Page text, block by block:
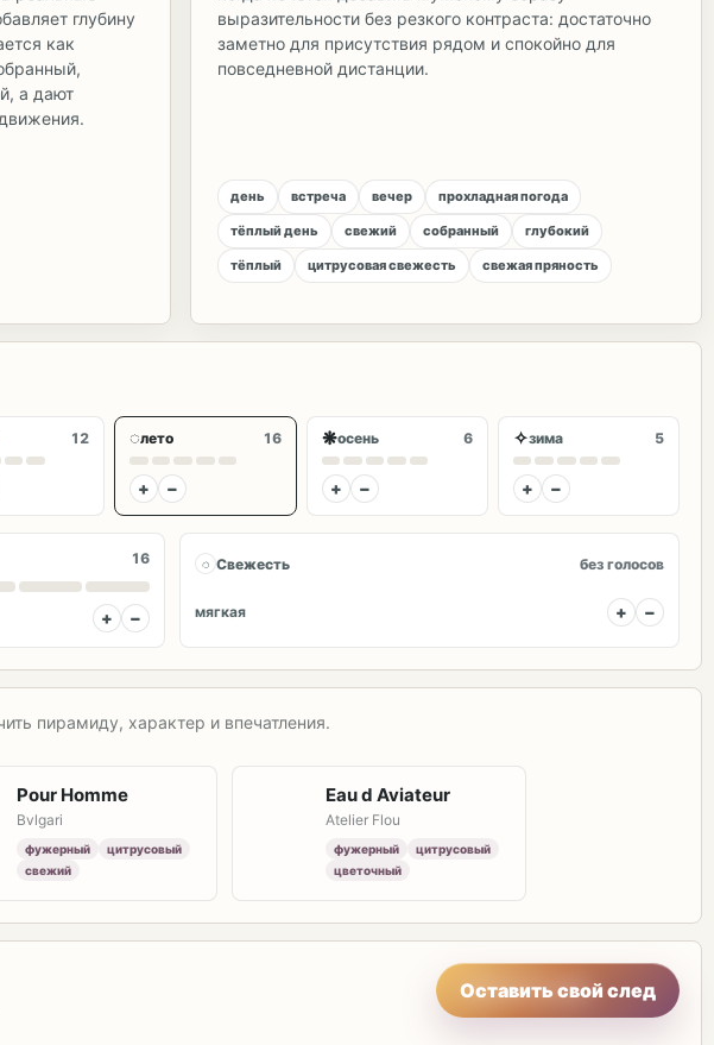
глубину
как
а дают
выразительности без резкого контраста: достаточно
заметно для присутствия рядом и спокойно для
повседневной дистанции.
день встреча вечер прохладная погода
тёплый день свежий собранный глубокий
тёплый цитрусовая свежесть свежая пряность
12 ◌лето 16
+ −
❋осень 6
+ −
✧зима 5
+ −
16
+ −
◌ Свежесть без голосов
мягкая + −
пирамиду, характер и впечатления.
Pour Homme
Bvlgari
фужерный
цитрусовый
свежий
Eau d Aviateur
Atelier Flou
фужерный
цитрусовый
цветочный
Оставить свой след